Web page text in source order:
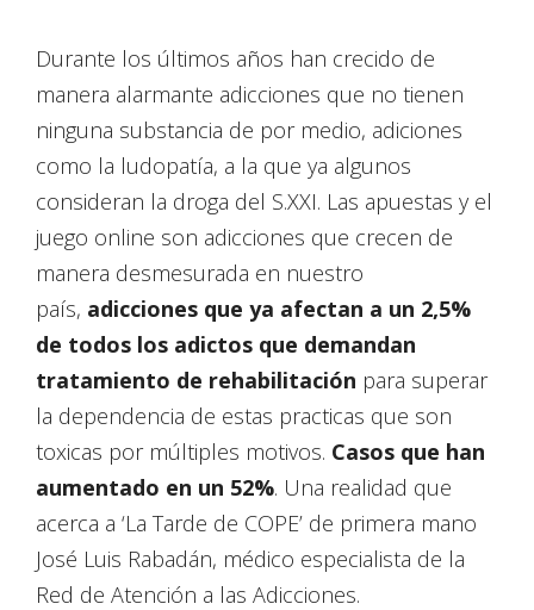
Durante los últimos años han crecido de
manera alarmante adicciones que no tienen
ninguna substancia de por medio, adiciones
como la ludopatía, a la que ya algunos
consideran la droga del S.XXI. Las apuestas y el
juego online son adicciones que crecen de
manera desmesurada en nuestro
país, adicciones que ya afectan a un 2,5%
de todos los adictos que demandan
tratamiento de rehabilitación para superar
la dependencia de estas practicas que son
toxicas por múltiples motivos. Casos que han
aumentado en un 52%. Una realidad que
acerca a ‘La Tarde de COPE’ de primera mano
José Luis Rabadán, médico especialista de la
Red de Atención a las Adicciones.